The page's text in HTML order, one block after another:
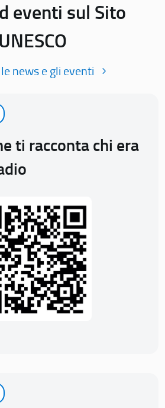
eventi sul Sito
UNESCO
news e gli eventi
ti racconta chi era